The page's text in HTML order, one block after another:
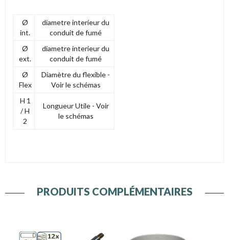
Ø
int.
diametre interieur du
conduit de fumé
Ø
ext.
diametre interieur du
conduit de fumé
Ø
Flex
Diamètre du flexible -
Voir le schémas
H 1
/ H
2
Longueur Utile - Voir
le schémas
PRODUITS COMPLÉMENTAIRES